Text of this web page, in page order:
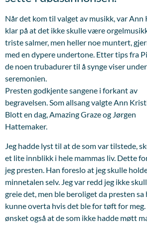
Når det kom til valget av musikk, var Ann
klar på at det ikke skulle være
triste salmer, men heller noe muntert,
med en dypere undertone. Etter tips fra
de noen trubadurer til å synge viser
seremonien.
Presten godkjente sangene i forkant av
begravelsen. Som allsang valgte Ann
Blott en dag, Amazing Graze og Jørgen
Hattemaker.
Jeg hadde lyst til at de som var tilstede,
et lite innblikk i hele mammas liv. Dette
jeg presten. Han foreslo at jeg skulle
minnetalen selv. Jeg var redd jeg ikke
greie det, men ble beroliget da presten sa
kunne overta hvis det ble for tøft for meg.
ønsket også at de som ikke hadde møtt